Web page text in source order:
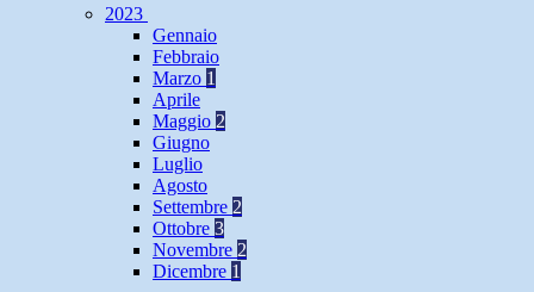
2023
Gennaio
Febbraio
Marzo 1
Aprile
Maggio 2
Giugno
Luglio
Agosto
Settembre 2
Ottobre 3
Novembre 2
Dicembre 1